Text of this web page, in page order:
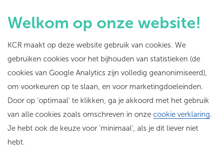
Welkom op onze website!
KCR maakt op deze website gebruik van cookies. We
gebruiken cookies voor het bijhouden van statistieken (de
cookies van Google Analytics zijn volledig geanonimiseerd),
om voorkeuren op te slaan, en voor marketingdoeleinden.
Door op 'optimaal' te klikken, ga je akkoord met het gebruik
van alle cookies zoals omschreven in onze cookie verklaring.
Je hebt ook de keuze voor 'minimaal', als je dit liever niet
hebt.
Let’s Explore: Samen
naar
toekomstbestendig
cultuuronderwijs